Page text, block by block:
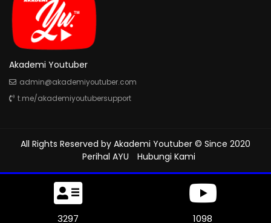
Akademi Youtuber
admin@akademiyoutuber.com
t.me/akademiyoutubersupport
All Rights Reserved by Akademi Youtuber © Since 2020
Perihal AYU
Hubungi Kami
3663 1221